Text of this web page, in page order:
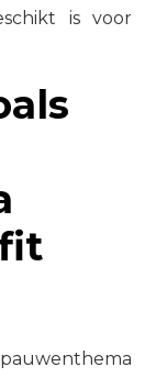
is voor